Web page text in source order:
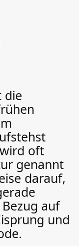
die
oft
genannt
darauf,
auf
und